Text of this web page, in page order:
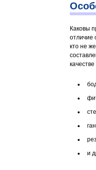
Каковы
отличие
кто не
и